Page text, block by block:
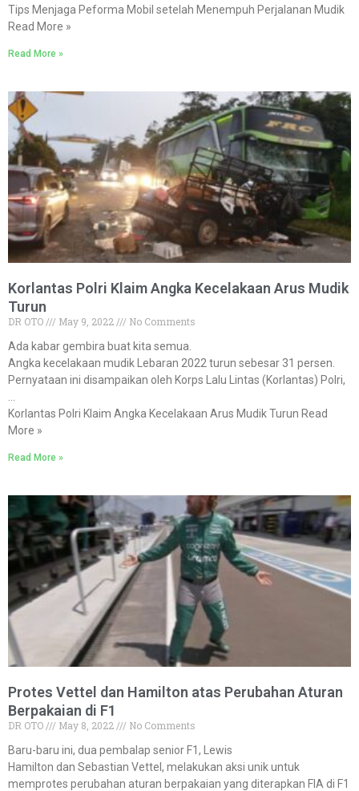
Tips Menjaga Peforma Mobil setelah Menempuh Perjalanan Mudik
Read More »
Read More »
Korlantas Polri Klaim Angka Kecelakaan Arus Mudik
Turun
DR OTO May 9, 2022
No Comments
Ada kabar gembira buat kita semua.
Angka kecelakaan mudik Lebaran 2022 turun sebesar 31 persen.
Pernyataan ini disampaikan oleh Korps Lalu Lintas (Korlantas) Polri,
Korlantas Polri Klaim Angka Kecelakaan Arus Mudik Turun Read
More »
Read More »
Protes Vettel dan Hamilton atas Perubahan Aturan
Berpakaian di F1
DR OTO May 8, 2022
No Comments
Baru-baru ini, dua pembalap senior F1, Lewis
Hamilton dan Sebastian Vettel, melakukan aksi unik untuk
memprotes perubahan aturan berpakaian yang diterapkan FIA di F1